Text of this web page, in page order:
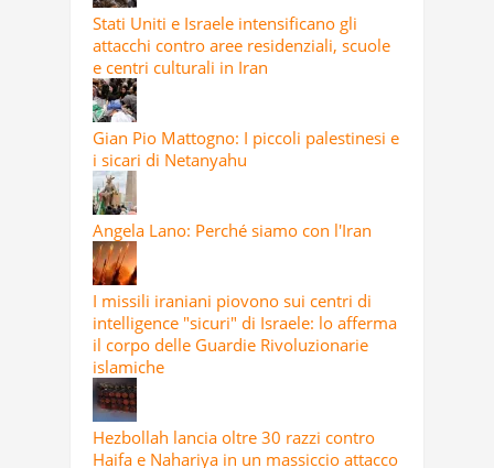
Stati Uniti e Israele intensificano gli
attacchi contro aree residenziali, scuole
e centri culturali in Iran
Gian Pio Mattogno: I piccoli palestinesi e
i sicari di Netanyahu
Angela Lano: Perché siamo con l'Iran
I missili iraniani piovono sui centri di
intelligence "sicuri" di Israele: lo afferma
il corpo delle Guardie Rivoluzionarie
islamiche
Hezbollah lancia oltre 30 razzi contro
Haifa e Nahariya in un massiccio attacco